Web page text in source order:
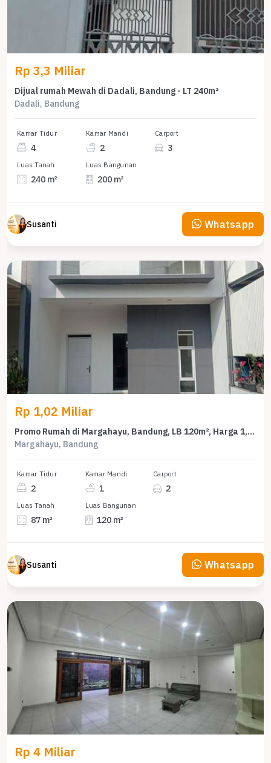
Rp 3,3 Miliar
Dijual rumah Mewah di Dadali, Bandung - LT 240m²
Dadali, Bandung
Kamar Tidur
4
Kamar Mandi
2
Carport
3
Luas Tanah
240 m²
Luas Bangunan
200 m²
Susanti Whatsapp
Rp 1,02 Miliar
Promo Rumah di Margahayu, Bandung, LB 120m², Harga 1,02 Miliar
Margahayu, Bandung
Kamar Tidur
2
Kamar Mandi
1
Carport
2
Luas Tanah
87 m²
Luas Bangunan
120 m²
Susanti Whatsapp
Rp 4 Miliar